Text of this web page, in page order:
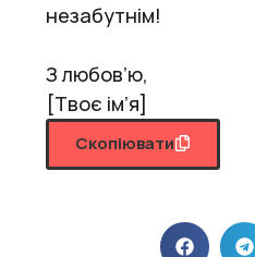
незабутнім!
З любов’ю,
[Твоє ім’я]
Скопіювати